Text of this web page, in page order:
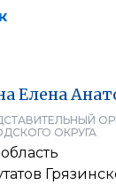
Елена
ОКРУГА